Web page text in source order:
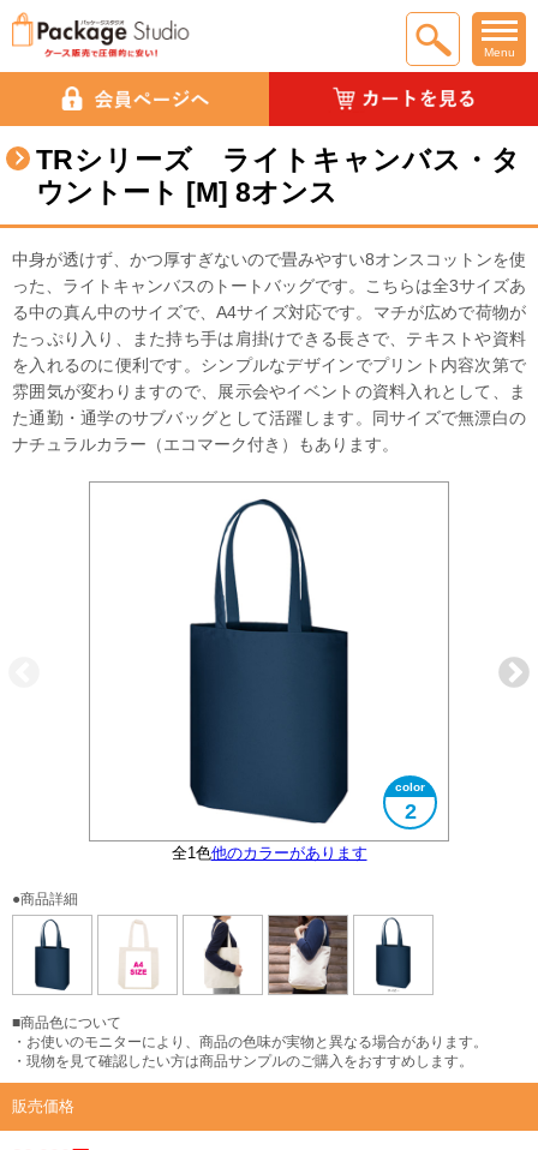
Menu
TRシリーズ ライトキャンバス・タ
ウントート [M] 8オンス
中身が透けず、かつ厚すぎないので畳みやすい8オンスコットンを使
った、ライトキャンバスのトートバッグです。こちらは全3サイズあ
る中の真ん中のサイズで、A4サイズ対応です。マチが広めで荷物が
たっぷり入り、また持ち手は肩掛けできる長さで、テキストや資料
を入れるのに便利です。シンプルなデザインでプリント内容次第で
雰囲気が変わりますので、展示会やイベントの資料入れとして、ま
た通勤・通学のサブバッグとして活躍します。同サイズで無漂白の
ナチュラルカラー（エコマーク付き）もあります。
全1色他のカラーがあります
2
A4サイズ対応
大きさイメージ
大きさイメージ
●商品詳細
■商品色について
・お使いのモニターにより、商品の色味が実物と異なる場合があります。
・現物を見て確認したい方は商品サンプルのご購入をおすすめします。
販売価格